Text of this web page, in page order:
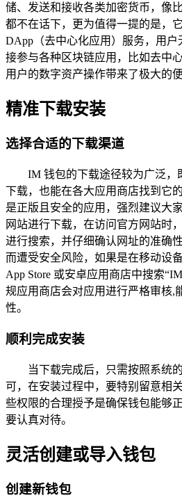
储、发送和接收各类加密货币，像
都不在话下，更为值得一提的是，
DApp（去中心化应用）服务，用
接参与各种区块链应用，比如去中
用户的数字资产操作带来了极大的便
精准下载安装
选择合适的下载渠道
IM 钱包的下载途径较为广泛，
下载，也能在各大应用商店找到它
是正版且安全的应用，强烈建议大
网站进行下载，在访问官方网站时
进行搜索，并仔细确认网址的准确
而遭受安全风险，如果是在移动设
App Store 或安卓应用商店中搜索
规应用商店会对应用进行严格审核,
性。
顺利完成安装
当下载完成后，只需按照系统
可，在安装过程中，要特别留意相
些权限的合理授予是确保钱包能够
要认真对待。
灵活创建或导入钱包
创建新钱包